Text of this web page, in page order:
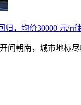
，均价30000 元/㎡
间朝南，城市地标